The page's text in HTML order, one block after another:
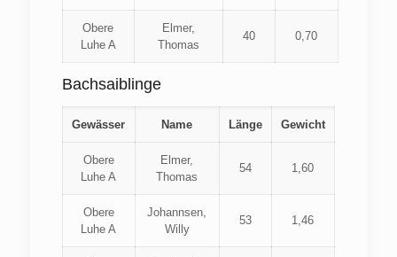
Obere
Luhe A
Elmer,
Thomas
40 0,70
Bachsaiblinge
Gewässer Name Länge Gewicht
Obere
Luhe A
Elmer,
Thomas
54 1,60
Obere
Luhe A
Johannsen,
Willy
53 1,46